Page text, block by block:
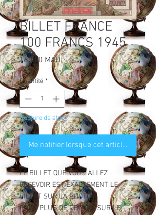
BILLET FRANCE
100 FRANCS 1945
160,00 MADPrix
Quantité *
Rupture de stock
Me notifier lorsque cet article est
LE BILLET QUE VOUS ALLEZ
RECEVOIR EST EXACTEMENT LE
BILLET SUR LA PHOTO.
POUR PLUS DE DETAILS SUR LE